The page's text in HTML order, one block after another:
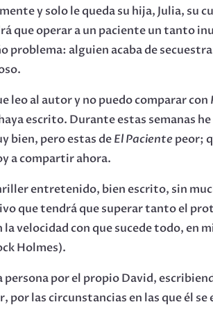
y solo le queda su hija, Julia, su
que operar a un paciente un tanto
problema: alguien acaba de
leo al autor y no puedo comparar con
escrito. Durante estas semanas
bien, pero estas deEl Pacientepeor;
a compartir ahora.
entretenido, bien escrito, sin
que tendrá que superar tanto el
la velocidad con que sucede todo, en
Holmes).
por el propio David,
por las circunstancias en las que él